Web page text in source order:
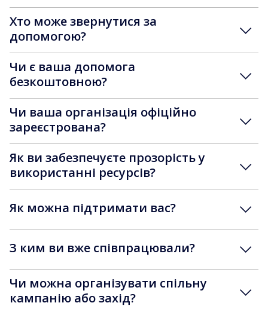
Хто може звернутися за
допомогою?
Чи є ваша допомога
безкоштовною?
Чи ваша організація офіційно
зареєстрована?
Як ви забезпечуєте прозорість у
використанні ресурсів?
Як можна підтримати вас?
З ким ви вже співпрацювали?
Чи можна організувати спільну
кампанію або захід?